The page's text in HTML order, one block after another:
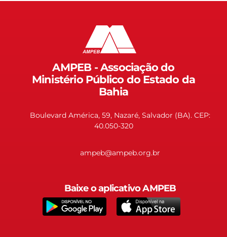
AMPEB - Associação do
Ministério Público do Estado da
Bahia
Boulevard América, 59, Nazaré, Salvador (BA). CEP:
40.050-320
ampeb@ampeb.org.br
Baixe o aplicativo AMPEB